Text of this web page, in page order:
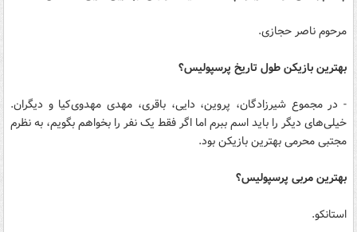
مرحوم ناصر حجازی.
بهترین بازیکن طول تاریخ پرسپولیس؟
- در مجموع شیرزادگان، پروین، دایی، باقری، مهدی مهدوی‌کیا و دیگران.
خیلی‌های دیگر را باید اسم ببرم اما اگر فقط یک نفر را بخواهم بگویم، به نظرم
مجتبی محرمی بهترین بازیکن بود.
بهترین مربی پرسپولیس؟
استانکو.